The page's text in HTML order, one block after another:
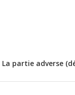
La partie adverse